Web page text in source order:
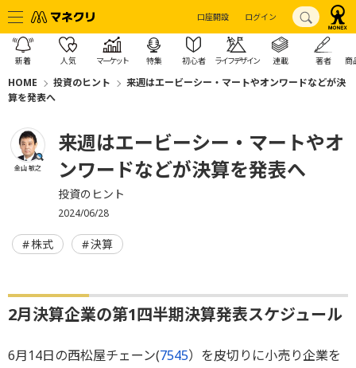
口座開設 ログイン
新着 人気 マーケット 特集 初心者 ライフデザイン 連載 著者 商
HOME 投資のヒント
来週はエービーシー・マートやオンワードなどが決
算を発表へ
金山 敏之
来週はエービーシー・マートやオ
ンワードなどが決算を発表へ
投資のヒント
2024/06/28
株式 決算
2月決算企業の第1四半期決算発表スケジュール
6月14日の西松屋チェーン(7545）を皮切りに小売り企業を